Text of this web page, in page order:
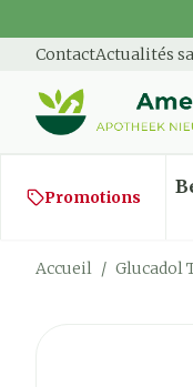
ContactActualités
Promotions
Accueil / Glucadol